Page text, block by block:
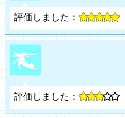
評価しました：
評価しました：